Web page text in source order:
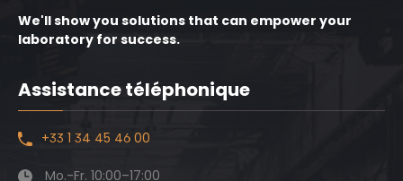
We'll show you solutions that can empower your
laboratory for success.
Assistance téléphonique
+33 1 34 45 46 00
Mo.-Fr. 10:00–17:00